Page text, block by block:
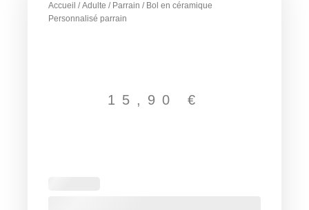
Accueil /Adulte / Parrain / Bol en céramique
Personnalisé parrain
15,90 €